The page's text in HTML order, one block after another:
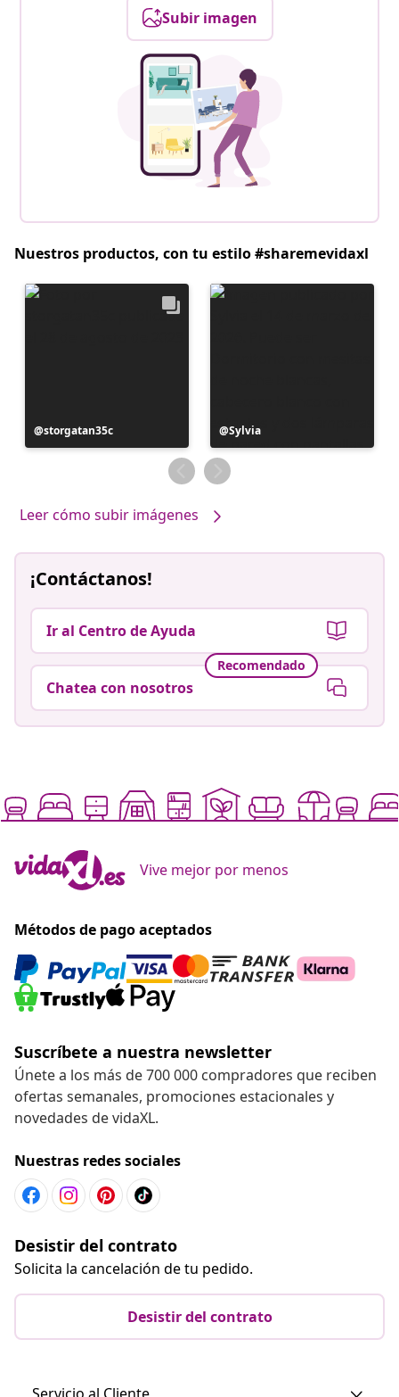
Subir imagen
Nuestros productos, con tu estilo #sharemevidaxl
Publicación
realizada
storgatan35c
Publicación
realizada
por
Sylvia
Leer cómo subir imágenes
¡Contáctanos!
Ir al Centro de Ayuda
Recomendado
Chatea con nosotros
Vive mejor por menos
Métodos de pago aceptados
Suscríbete a nuestra newsletter
Únete a los más de 700 000 compradores que reciben
ofertas semanales, promociones estacionales y
novedades de vidaXL.
Nuestras redes sociales
Desistir del contrato
Solicita la cancelación de tu pedido.
Desistir del contrato